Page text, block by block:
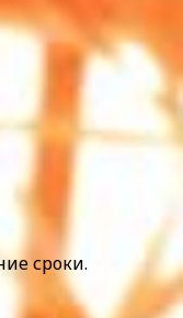
сроки.